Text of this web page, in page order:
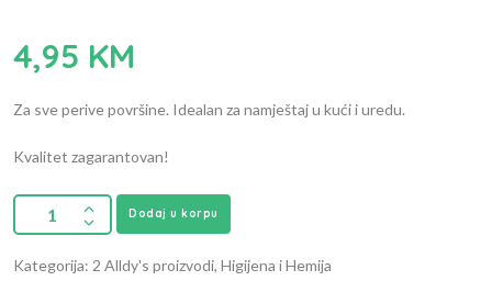
4,95 KM
Za sve perive površine. Idealan za namještaj u kući i uredu.
Kvalitet zagarantovan!
Dodaj u korpu
Kategorija: 2 Alldy's proizvodi, Higijena i Hemija